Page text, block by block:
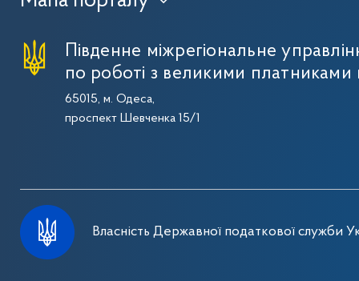
Південне міжрегіональне
по роботі з великими платниками
65015, м. Одеса,
проспект Шевченка 15/1
Власність Державної податкової служби